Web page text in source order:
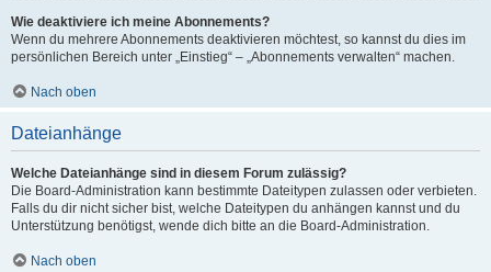
Wie deaktiviere ich meine Abonnements?
Wenn du mehrere Abonnements deaktivieren möchtest, so kannst du dies im
persönlichen Bereich unter „Einstieg“ – „Abonnements verwalten“ machen.
Nach oben
Dateianhänge
Welche Dateianhänge sind in diesem Forum zulässig?
Die Board-Administration kann bestimmte Dateitypen zulassen oder verbieten.
Falls du dir nicht sicher bist, welche Dateitypen du anhängen kannst und du
Unterstützung benötigst, wende dich bitte an die Board-Administration.
Nach oben